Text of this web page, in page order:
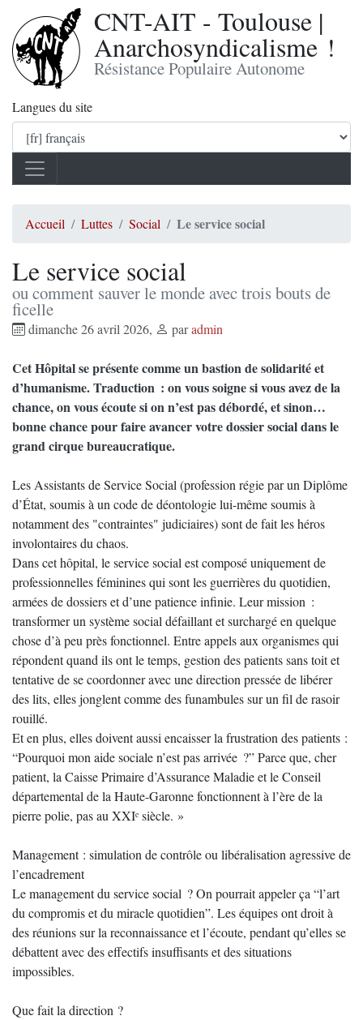
CNT-AIT - Toulouse |
Anarchosyndicalisme !
Résistance Populaire Autonome
Langues du site
Accueil Luttes Social Le service social
Le service social
ou comment sauver le monde avec trois bouts de
ficelle
dimanche 26 avril 2026, paradmin
Cet Hôpital se présente comme un bastion de solidarité et
d’humanisme. Traduction : on vous soigne si vous avez de la
chance, on vous écoute si on n’est pas débordé, et sinon…
bonne chance pour faire avancer votre dossier social dans le
grand cirque bureaucratique.
Les Assistants de Service Social (profession régie par un Diplôme
d’État, soumis à un code de déontologie lui-même soumis à
notamment des "contraintes" judiciaires) sont de fait les héros
involontaires du chaos.
Dans cet hôpital, le service social est composé uniquement de
professionnelles féminines qui sont les guerrières du quotidien,
armées de dossiers et d’une patience infinie. Leur mission :
transformer un système social défaillant et surchargé en quelque
chose d’à peu près fonctionnel. Entre appels aux organismes qui
répondent quand ils ont le temps, gestion des patients sans toit et
tentative de se coordonner avec une direction pressée de libérer
des lits, elles jonglent comme des funambules sur un fil de rasoir
rouillé.
Et en plus, elles doivent aussi encaisser la frustration des patients :
“Pourquoi mon aide sociale n’est pas arrivée ?” Parce que, cher
patient, la Caisse Primaire d’Assurance Maladie et le Conseil
départemental de la Haute-Garonne fonctionnent à l’ère de la
pierre polie, pas au XXIᵉ siècle. »
Management : simulation de contrôle ou libéralisation agressive de
l’encadrement
Le management du service social ? On pourrait appeler ça “l’art
du compromis et du miracle quotidien”. Les équipes ont droit à
des réunions sur la reconnaissance et l’écoute, pendant qu’elles se
débattent avec des effectifs insuffisants et des situations
impossibles.
Que fait la direction ?